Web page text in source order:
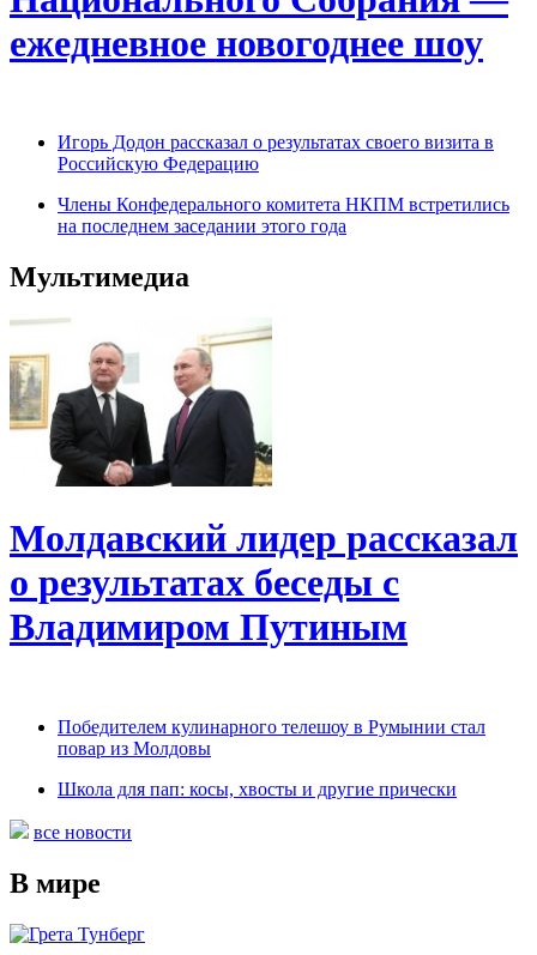
ежедневное новогоднее шоу
Игорь Додон рассказал о результатах своего визита в
Российскую Федерацию
Члены Конфедерального комитета НКПМ встретились
на последнем заседании этого года
Мультимедиа
Молдавский лидер рассказал
о результатах беседы с
Владимиром Путиным
Победителем кулинарного телешоу в Румынии стал
повар из Молдовы
Школа для пап: косы, хвосты и другие прически
все новости
В мире